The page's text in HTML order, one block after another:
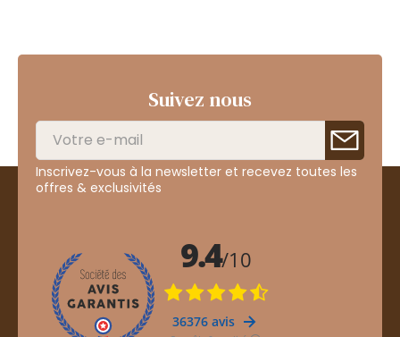
Suivez nous
Inscrivez-vous à la newsletter et recevez toutes les
offres & exclusivités